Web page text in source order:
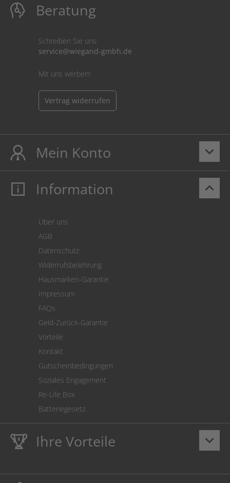
Beratung
Schreiben Sie uns:
service@wiegand-gmbh.de
Mit uns werben!
Vertrag widerrufen
keyboard_arrow_down
Mein Konto
Mein Konto
Cookie Einstellungen
keyboard_arrow_up
Information
Über uns
AGB
Datenschutz
Widerrufsbelehrung
Hausmarken-Garantie
Impressum
FAQs
Geld-Zurück-Garantie
Vorteile
Kontakt
Gutscheinbedingungen
Soziales Engagement
Re-Life Box
Batteriegesetz
keyboard_arrow_down
Ihre Vorteile
LebenslangeHausmarke Garantieauf Toner und Tinte